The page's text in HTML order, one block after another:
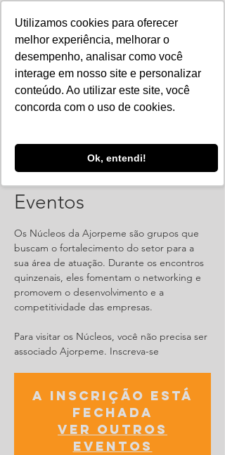
Utilizamos cookies para oferecer
melhor experiência, melhorar o
desempenho, analisar como você
interage em nosso site e personalizar
conteúdo. Ao utilizar este site, você
concorda com o uso de cookies.
Ok, entendi!
Reunião: Núcleo de
Eventos
Os Núcleos da Ajorpeme são grupos que
buscam o fortalecimento do setor para a
sua área de atuação. Durante os encontros
quinzenais, eles fomentam o networking e
promovem o desenvolvimento e a
competitividade das empresas.
Para visitar os Núcleos, você não precisa ser
associado Ajorpeme. Inscreva-se
A inscrição está
fechada
Ver outros
eventos